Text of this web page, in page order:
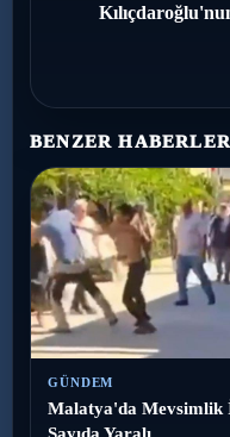
BENZER HABERLER
GÜNDEM
Malatya'da Mevsimlik
Sayıda Yaralı